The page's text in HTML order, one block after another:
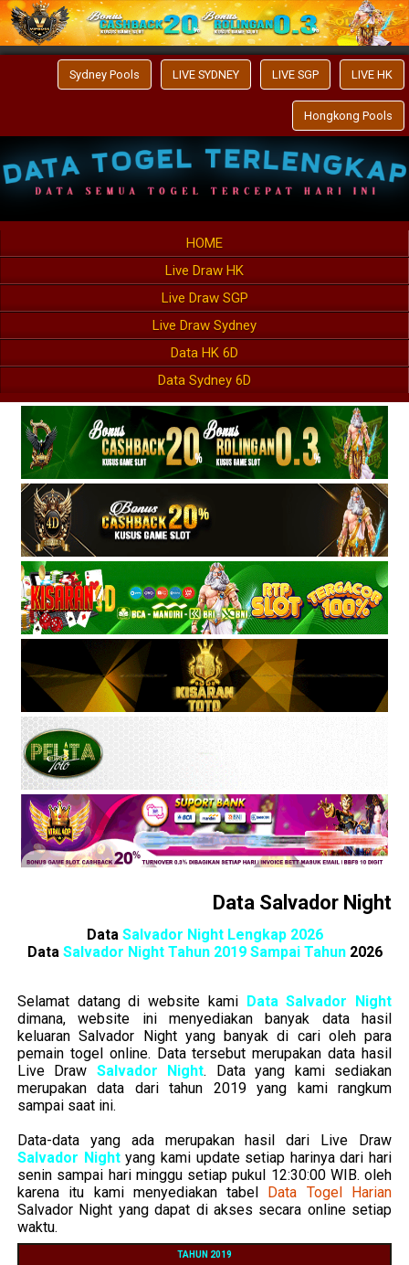
LIVE HK
LIVE SGP
LIVE SYDNEY
Sydney Pools
Hongkong Pools
HOME
Live Draw HK
Live Draw SGP
Live Draw Sydney
Data HK 6D
Data Sydney 6D
Data Salvador Night
Data Salvador Night Lengkap 2026
Data Salvador Night Tahun 2019 Sampai Tahun 2026
Selamat datang di website kami
Data Salvador Night
dimana, website ini menyediakan banyak data hasil
keluaranSalvador Nightyang banyak di cari oleh para
pemain togel online. Data tersebut merupakan data hasil
Live Draw Salvador Night. Data yang kami sediakan
merupakan data dari tahun 2019 yang kami rangkum
sampai saat ini.
Data-data yang ada merupakan hasil dari Live Draw
Salvador Nightyang kami update setiap harinya dari hari
senin sampai hari minggu setiap pukul 12:30:00 WIB. oleh
karena itu kami menyediakan tabel
Data Togel Harian
Salvador Night yang dapat di akses secara online setiap
waktu.
TAHUN 2019